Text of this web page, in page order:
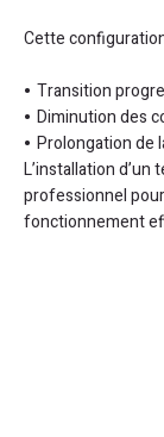
Cette
Transition
Diminution des
Prolongation de
L’installation d’un
professionnel
fonctionnement